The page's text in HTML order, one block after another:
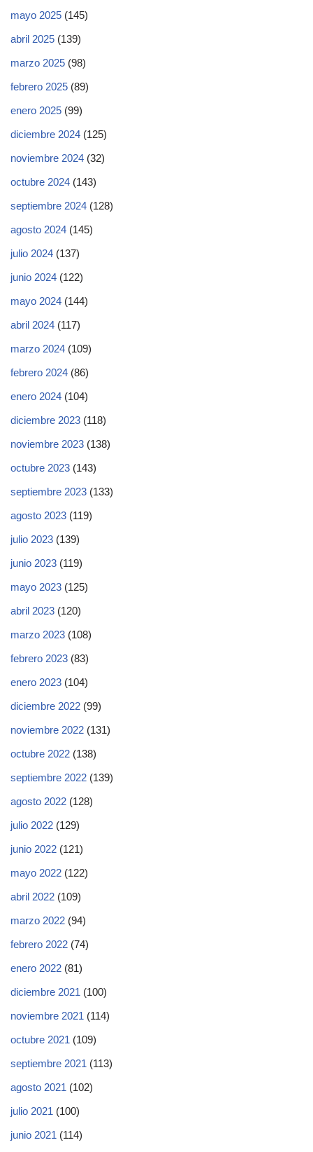
mayo 2025 (145)
abril 2025 (139)
marzo 2025 (98)
febrero 2025 (89)
enero 2025 (99)
diciembre 2024 (125)
noviembre 2024 (32)
octubre 2024 (143)
septiembre 2024 (128)
agosto 2024 (145)
julio 2024 (137)
junio 2024 (122)
mayo 2024 (144)
abril 2024 (117)
marzo 2024 (109)
febrero 2024 (86)
enero 2024 (104)
diciembre 2023 (118)
noviembre 2023 (138)
octubre 2023 (143)
septiembre 2023 (133)
agosto 2023 (119)
julio 2023 (139)
junio 2023 (119)
mayo 2023 (125)
abril 2023 (120)
marzo 2023 (108)
febrero 2023 (83)
enero 2023 (104)
diciembre 2022 (99)
noviembre 2022 (131)
octubre 2022 (138)
septiembre 2022 (139)
agosto 2022 (128)
julio 2022 (129)
junio 2022 (121)
mayo 2022 (122)
abril 2022 (109)
marzo 2022 (94)
febrero 2022 (74)
enero 2022 (81)
diciembre 2021 (100)
noviembre 2021 (114)
octubre 2021 (109)
septiembre 2021 (113)
agosto 2021 (102)
julio 2021 (100)
junio 2021 (114)